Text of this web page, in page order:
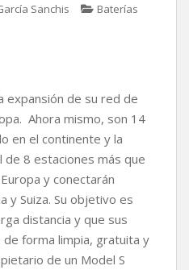
Sanchis Baterías
expansión de su red de
Ahora mismo, son 14
en el continente y la
de 8 estaciones más que
y conectarán
y Suiza. Su objetivo es
distancia y que sus
forma limpia, gratuita y
de un Model S